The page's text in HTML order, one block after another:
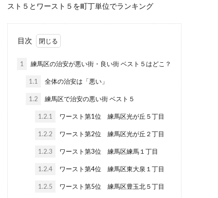
スト５とワースト５を町丁単位でランキング
目次
1 練馬区の治安が悪い街・良い街 ベスト５はどこ？
1.1 全体の治安は「悪い」
1.2 練馬区で治安の悪い街 ベスト５
1.2.1 ワースト第1位 練馬区光が丘５丁目
1.2.2 ワースト第2位 練馬区光が丘２丁目
1.2.3 ワースト第3位 練馬区練馬１丁目
1.2.4 ワースト第4位 練馬区東大泉１丁目
1.2.5 ワースト第5位 練馬区豊玉北５丁目